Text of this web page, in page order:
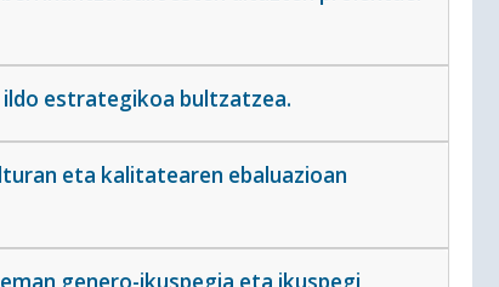
estrategikoa bultzatzea.
eta kalitatearen ebaluazioan